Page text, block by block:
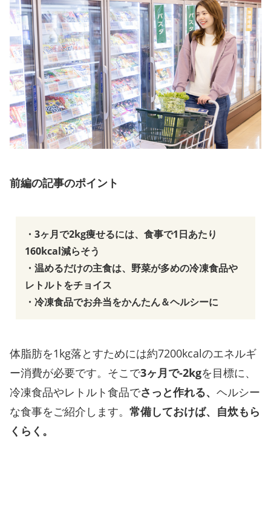
前編の記事のポイント
・3ヶ月で2kg痩せるには、食事で1日あたり
160kcal減らそう
・温めるだけの主食は、野菜が多めの冷凍食品や
レトルトをチョイス
・冷凍食品でお弁当をかんたん＆ヘルシーに
体脂肪を1kg落とすためには約7200kcalのエネルギ
ー消費が必要です。そこで3ヶ月で-2kgを目標に、
冷凍食品やレトルト食品でさっと作れる、 ヘルシー
な食事をご紹介します。 常備しておけば、自炊もら
くらく。